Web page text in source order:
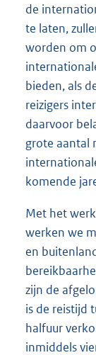
de
te laten,
worden om
bieden, als
reizigers
daarvoor
grote aantal
komende
Met het
werken we
en
zijn de
is de reistijd
halfuur
inmiddels